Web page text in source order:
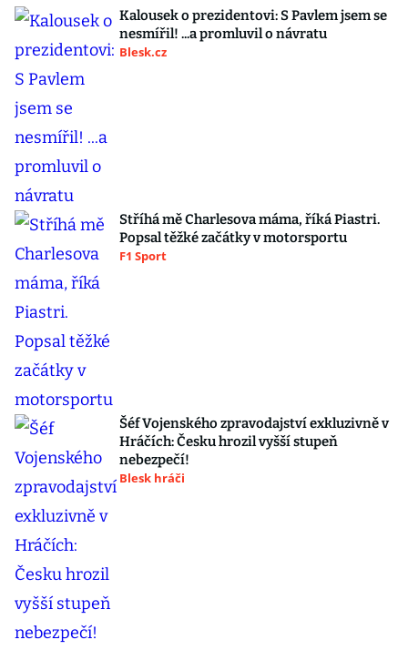
Kalousek o prezidentovi: S Pavlem jsem se
nesmířil! ...a promluvil o návratu
Blesk.cz
Stříhá mě Charlesova máma, říká Piastri.
Popsal těžké začátky v motorsportu
F1 Sport
Šéf Vojenského zpravodajství exkluzivně v
Hráčích: Česku hrozil vyšší stupeň
nebezpečí!
Blesk hráči